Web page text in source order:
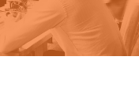
INSPIRATIE
OVER BRIGHT & COMPANY